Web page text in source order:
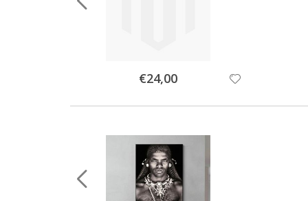
Special
Price
€24,00